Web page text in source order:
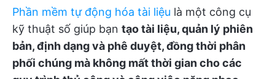
Phần mềm tự động hóa tài liệu là một công cụ
kỹ thuật số giúp bạn tạo tài liệu, quản lý phiên
bản, định dạng và phê duyệt, đồng thời phân
phối chúng mà không mất thời gian cho các